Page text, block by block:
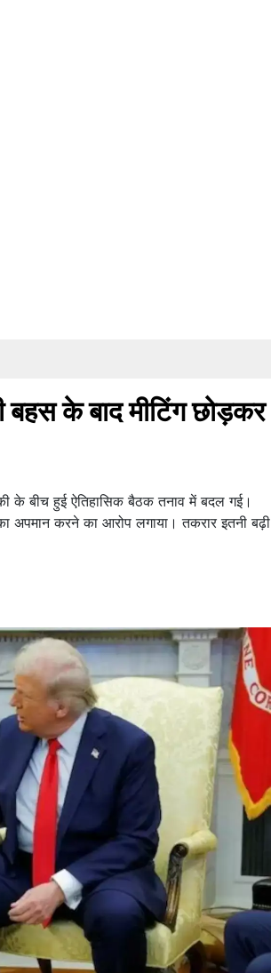
के बाद मीटिंग छोड़कर
के बीच हुई ऐतिहासिक बैठक तनाव में बदल गई।
करने का आरोप लगाया। तकरार इतनी बढ़ी